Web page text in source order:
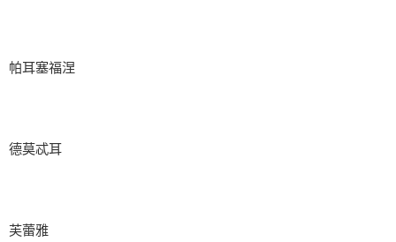
帕耳塞福涅
德莫忒耳
芙蕾雅